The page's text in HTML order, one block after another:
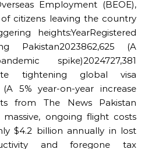
Employment (BEOE),
citizens leaving the country
heights:YearRegistered
Pakistan2023862,625 (A
spike)2024727,381
tightening global visa
(A 5% year-on-year increase
from The News Pakistan
ongoing flight costs
$4.2 billion annually in lost
and foregone tax